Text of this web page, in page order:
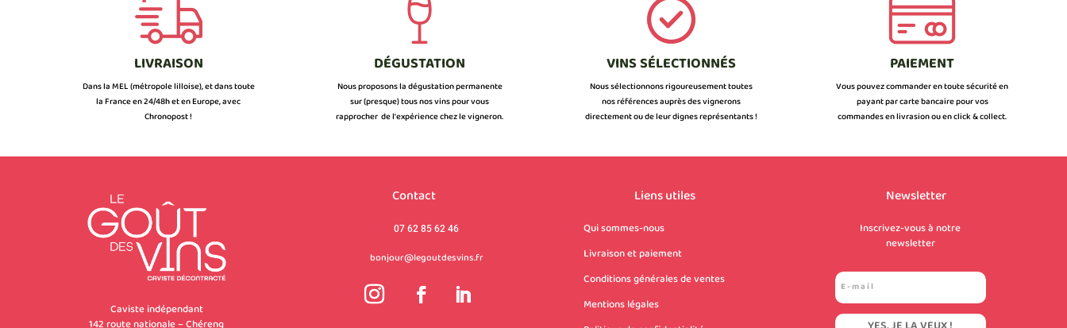
LIVRAISON
Dans la MEL (métropole lilloise), et dans toute
la France en 24/48h et en Europe, avec
Chronopost !
DÉGUSTATION
Nous proposons la dégustation permanente
sur (presque) tous nos vins pour vous
rapprocher de l’expérience chez le vigneron.
VINS SÉLECTIONNÉS
Nous sélectionnons rigoureusement toutes
nos références auprès des vignerons
directement ou de leur dignes représentants !
PAIEMENT
Vous pouvez commander en toute sécurité en
payant par carte bancaire pour vos
commandes en livrasion ou en click & collect.
Caviste indépendant
Contact
07 62 85 62 46
bonjour@legoutdesvins.fr
Liens utiles
Qui sommes-nous
Livraison et paiement
Conditions générales de ventes
Mentions légales
Newsletter
Inscrivez-vous à notre
newsletter